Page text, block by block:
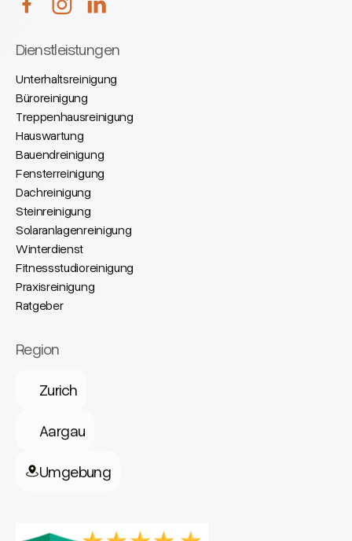
Dienstleistungen
Unterhaltsreinigung
Büroreinigung
Treppenhausreinigung
Hauswartung
Bauendreinigung
Fensterreinigung
Dachreinigung
Steinreinigung
Solaranlagenreinigung
Winterdienst
Fitnessstudioreinigung
Praxisreinigung
Ratgeber
Region
Zurich
Aargau
Umgebung